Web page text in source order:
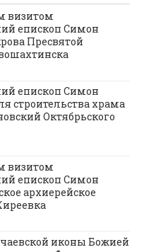
визитом
епископ Симон
Пресвятой
епископ Симон
строительства храма
Октябрьского
визитом
епископ Симон
архиерейское
иконы Божией